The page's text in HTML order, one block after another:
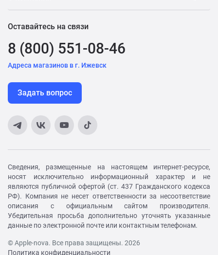
Оставайтесь на связи
8 (800) 551-08-46
Адреса магазинов в г. Ижевск
Задать вопрос
Сведения, размещенные на настоящем интернет-ресурсе,
носят исключительно информационный характер и не
являются публичной офертой (ст. 437 Гражданского кодекса
РФ). Компания не несет ответственности за несоответствие
описания с официальным сайтом производителя.
Убедительная просьба дополнительно уточнять указанные
данные по электронной почте или контактным телефонам.
© Apple-nova. Все права защищены. 2026
Политика конфиденциальности